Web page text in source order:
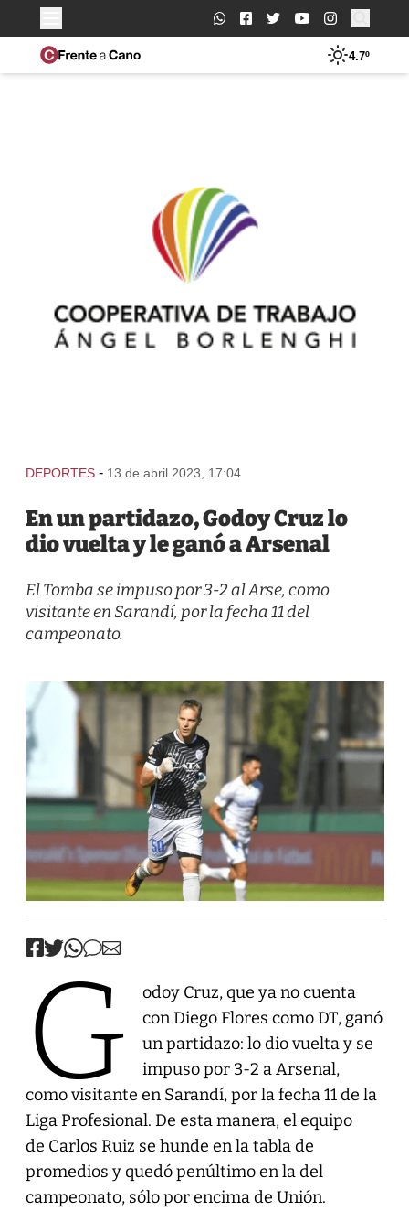
Buscar:
4.7º
DEPORTES - 13 de abril 2023, 17:04
En un partidazo, Godoy Cruz lo
dio vuelta y le ganó a Arsenal
El Tomba se impuso por 3-2 al Arse, como
visitante en Sarandí, por la fecha 11 del
campeonato.
G
odoy Cruz, que ya no cuenta
con Diego Flores como DT, ganó
un partidazo: lo dio vuelta y se
impuso por 3-2 a Arsenal,
como visitante en Sarandí, por la fecha 11 de la
Liga Profesional. De esta manera, el equipo
de Carlos Ruiz se hunde en la tabla de
promedios y quedó penúltimo en la del
campeonato, sólo por encima de Unión.